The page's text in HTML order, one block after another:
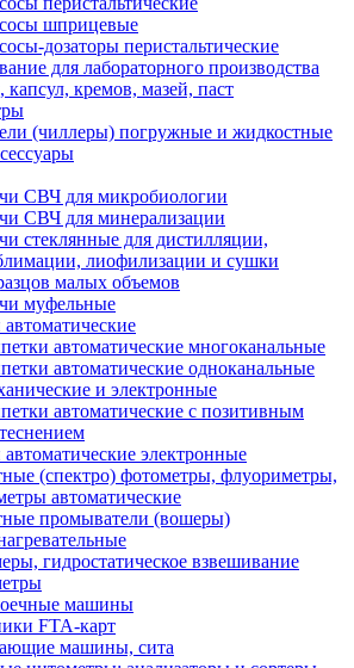
шприцевые
дозаторы перистальтические
для лабораторного производства
капсул, кремов, мазей, паст
(чиллеры) погружные и жидкостные
СВЧ для микробиологии
СВЧ для минерализации
стеклянные для дистилляции,
лиофилизации и сушки
малых объемов
муфельные
автоматические многоканальные
автоматические одноканальные
и электронные
автоматические с позитивным
электронные
(спектро) фотометры, флуориметры,
автоматические
промыватели (вошеры)
гидростатическое взвешивание
машины
FTA-карт
машины, сита